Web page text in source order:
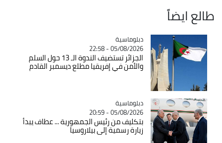
طالع ايضاً
Catégorie
دبلوماسية
05/08/2026 - 22:58
الجزائر تستضيف الندوة الـ 13 حول السلم
والأمن في إفريقيا مطلع ديسمبر القادم
Catégorie
دبلوماسية
05/08/2026 - 20:59
بتكليف من رئيس الجمهورية ... عطاف يبدأ
زيارة رسمية إلى بيلاروسيا